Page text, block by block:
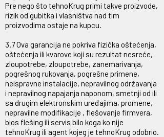
Pre nego što tehnoKrug primi takve proizvode,
rizik od gubitka i vlasništva nad tim
proizvodima ostaje na kupcu.
3.7 Ova garancija ne pokriva fizička oštećenja,
oštećenja ili kvarove koji su rezultat nesreće,
zloupotrebe, zloupotrebe, zanemarivanja,
pogrešnog rukovanja, pogrešne primene,
neispravne instalacije, nepravilnog održavanja
i nepravilnog napajanja naponom, smetnji od ili
sa drugim elektronskim uređajima, promene,
nepravilne modifikacije , flešovanje firmvera,
bios flešing ili servis bilo koga ko nije
tehnoKrug ili agent kojeg je tehnoKrug odobrio.